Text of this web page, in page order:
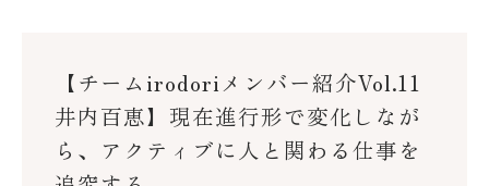
【チームirodoriメンバー紹介Vol.11
井内百恵】現在進行形で変化しなが
ら、アクティブに人と関わる仕事を